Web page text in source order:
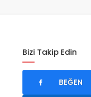
Bizi Takip Edin
BEĞEN